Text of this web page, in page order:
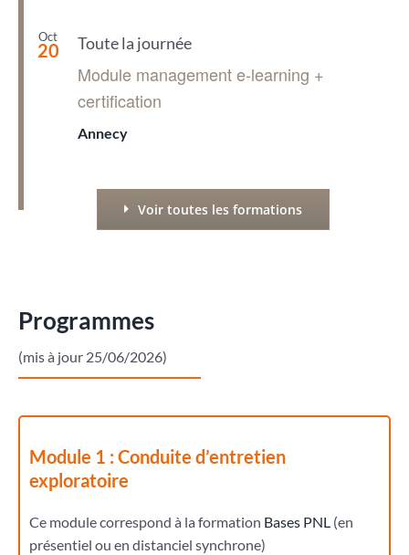
Oct
20 Toute la journée
Module management e-learning +
certification
Annecy
Voir toutes les formations
Programmes
(mis à jour 25/06/2026)
Module 1 : Conduite d’entretien
exploratoire
Ce module correspond à la formation Bases PNL (en
présentiel ou en distanciel synchrone)